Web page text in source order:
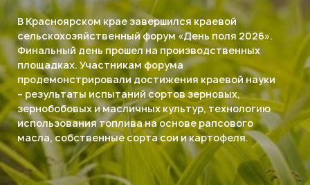
В Красноярском крае завершился краевой
сельскохозяйственный форум «День поля 2026».
Финальный день прошел на производственных
площадках. Участникам форума
продемонстрировали достижения краевой науки
– результаты испытаний сортов зерновых,
зернобобовых и масличных культур, технологию
использования топлива на основе рапсового
масла, собственные сорта сои и картофеля.